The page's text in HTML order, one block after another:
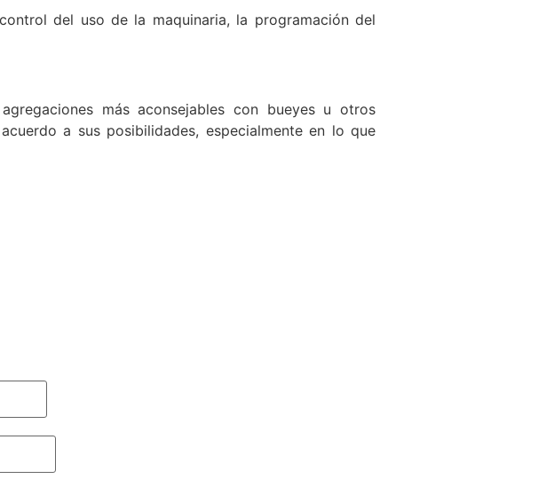
del uso de la maquinaria, la programación del
más aconsejables con bueyes u otros
a sus posibilidades, especialmente en lo que